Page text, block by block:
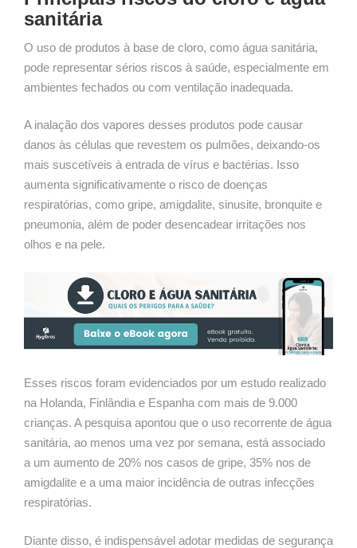
sanitária
O uso de produtos à base de cloro, como água sanitária,
pode representar sérios riscos à saúde, especialmente em
ambientes fechados ou com ventilação inadequada.
A inalação dos vapores desses produtos pode causar
danos às células que revestem os pulmões, deixando-os
mais suscetíveis à entrada de vírus e bactérias. Isso
aumenta significativamente o risco de doenças
respiratórias, como gripe, amigdalite, sinusite, bronquite e
pneumonia, além de poder desencadear irritações nos
olhos e na pele.
Esses riscos foram evidenciados por um estudo realizado
na Holanda, Finlândia e Espanha com mais de 9.000
crianças. A pesquisa apontou que o uso recorrente de água
sanitária, ao menos uma vez por semana, está associado
a um aumento de 20% nos casos de gripe, 35% nos de
amigdalite e a uma maior incidência de outras infecções
respiratórias.
Diante disso, é indispensável adotar medidas de segurança